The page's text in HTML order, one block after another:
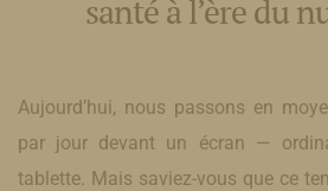
santé à l’ère du
Aujourd’hui, nous passons en
par jour devant un écran —
tablette. Mais saviez-vous que ce